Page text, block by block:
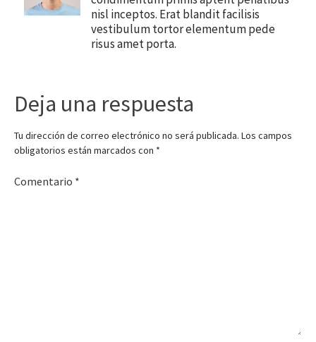
nisl inceptos. Erat blandit facilisis
vestibulum tortor elementum pede
risus amet porta.
Deja una respuesta
Tu dirección de correo electrónico no será publicada. Los campos
obligatorios están marcados con *
Comentario *